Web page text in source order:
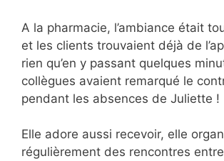
A la pharmacie, l’ambiance était
et les clients trouvaient déjà de
rien qu’en y passant quelques
collègues avaient remarqué le
pendant les absences de Juliette !
Elle adore aussi recevoir, elle
régulièrement des rencontres